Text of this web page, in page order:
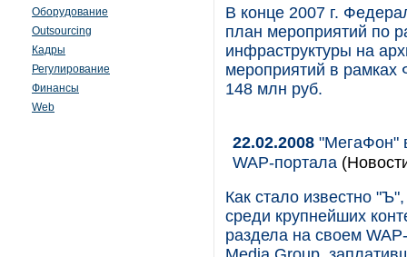
Оборудование
Outsourcing
Кадры
Регулирование
Финансы
Web
В конце 2007 г.
план мероприятий по
инфраструктуры на
мероприятий в
148 млн руб.
22.02.2008 "МегаФон"
WAP-портала
Как стало известно
среди крупнейших
раздела на своем